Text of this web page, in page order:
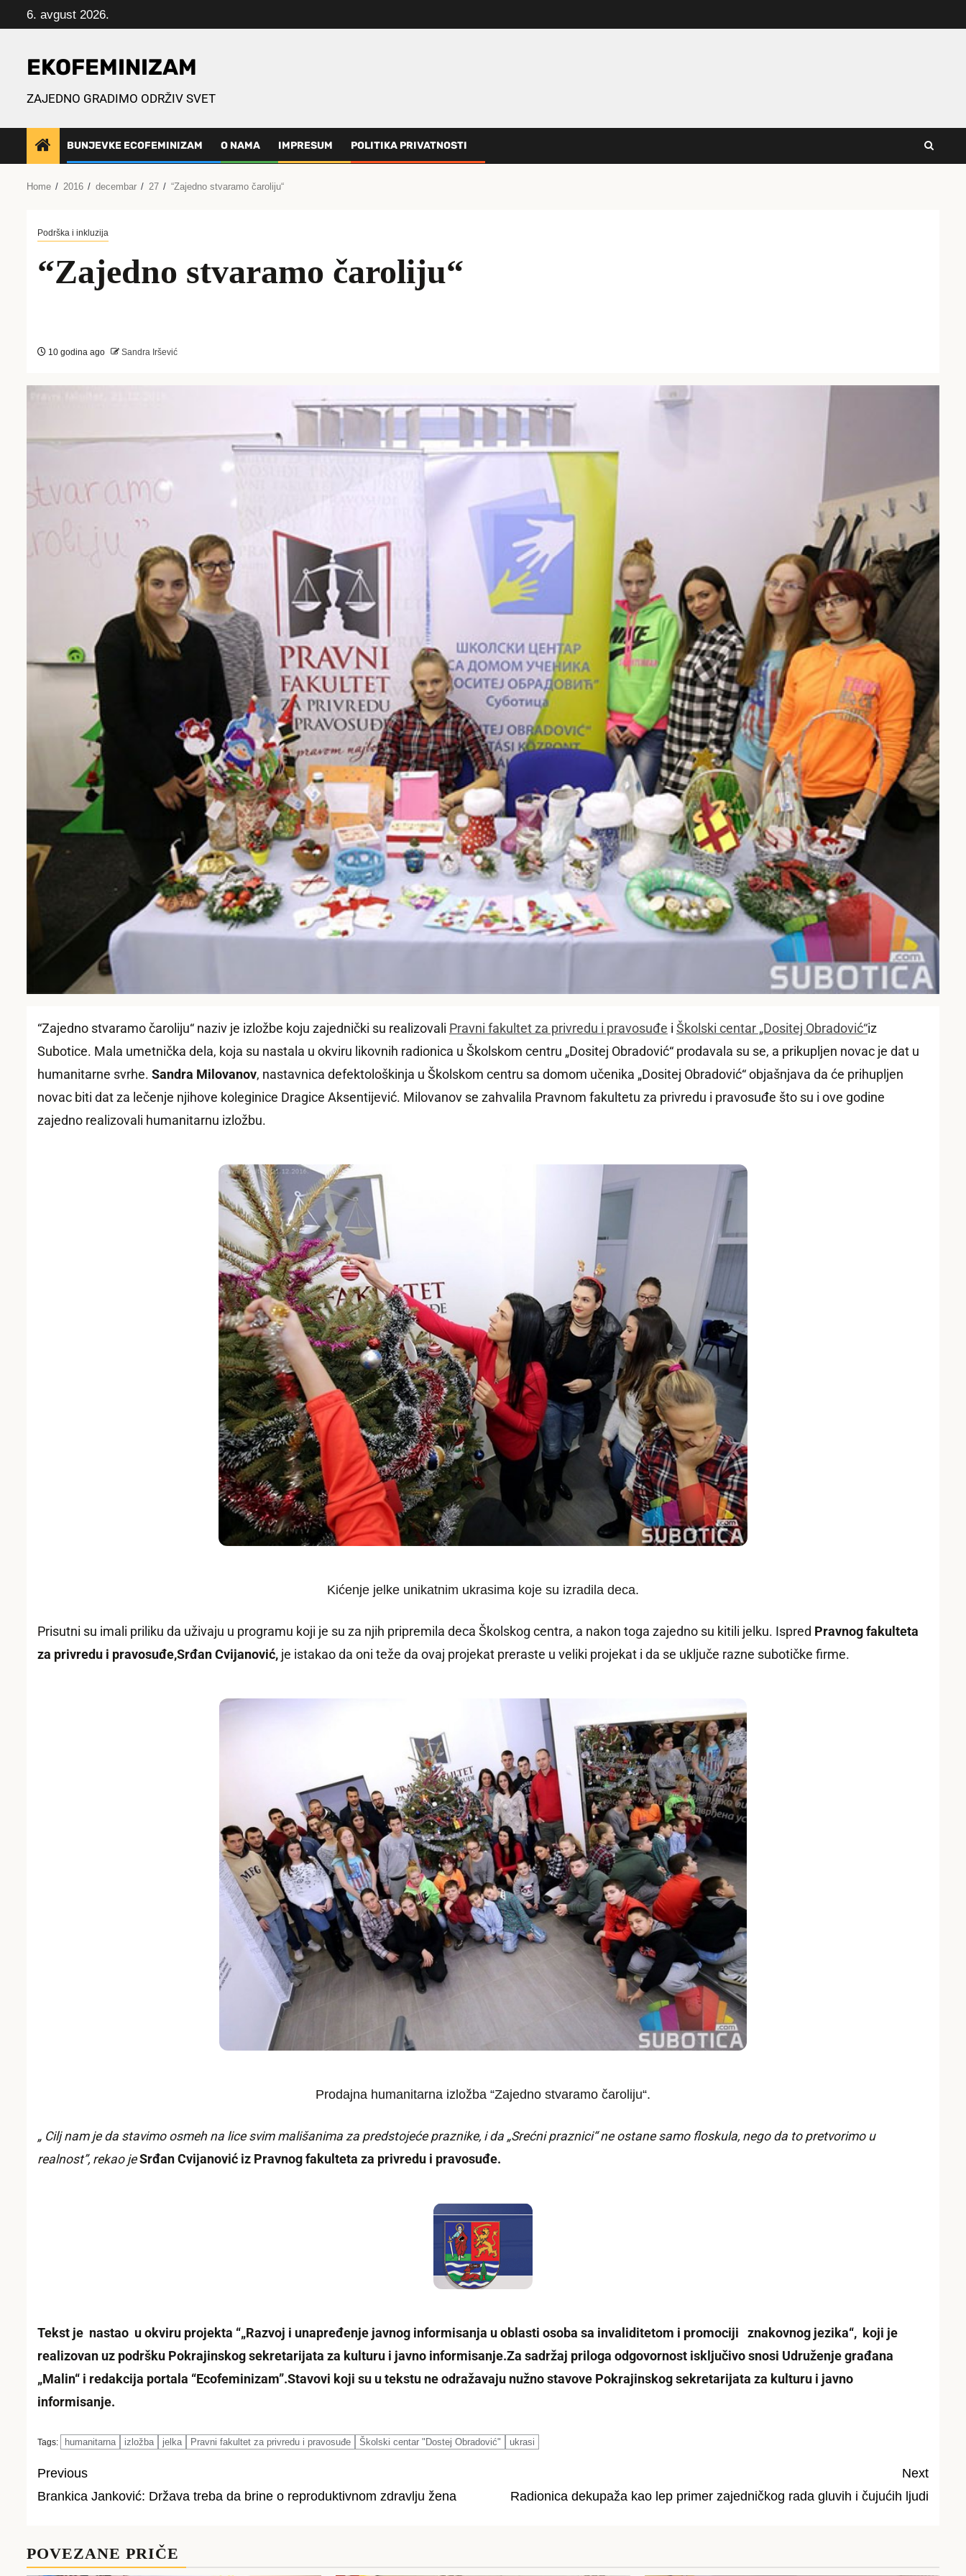
to
6. avgust 2026.
EKOFEMINIZAM
ZAJEDNO GRADIMO ODRŽIV SVET
BUNJEVKE ECOFEMINIZAM O NAMA IMPRESUM POLITIKA PRIVATNOSTI
Home 2016 decembar 27 “Zajedno stvaramo čaroliju“
Podrška i inkluzija
“Zajedno stvaramo čaroliju“
10 godina ago Sandra Iršević
“Zajedno stvaramo čaroliju“ naziv je izložbe koju zajednički su realizovali Pravni fakultet za privredu i pravosuđe i Školski centar „Dositej Obradović“iz
Subotice. Mala umetnička dela, koja su nastala u okviru likovnih radionica u Školskom centru „Dositej Obradović“ prodavala su se, a prikupljen novac je dat u
humanitarne svrhe. Sandra Milovanov, nastavnica defektološkinja u Školskom centru sa domom učenika „Dositej Obradović“ objašnjava da će prihupljen
novac biti dat za lečenje njihove koleginice Dragice Aksentijević. Milovanov se zahvalila Pravnom fakultetu za privredu i pravosuđe što su i ove godine
zajedno realizovali humanitarnu izložbu.
Kićenje jelke unikatnim ukrasima koje su izradila deca.
Prisutni su imali priliku da uživaju u programu koji je su za njih pripremila deca Školskog centra, a nakon toga zajedno su kitili jelku. Ispred Pravnog fakulteta
za privredu i pravosuđe,Srđan Cvijanović, je istakao da oni teže da ovaj projekat preraste u veliki projekat i da se uključe razne subotičke firme.
Prodajna humanitarna izložba “Zajedno stvaramo čaroliju“.
„ Cilj nam je da stavimo osmeh na lice svim mališanima za predstojeće praznike, i da „Srećni praznici“ ne ostane samo floskula, nego da to pretvorimo u
realnost”, rekao jeSrđan Cvijanović iz Pravnog fakulteta za privredu i pravosuđe.
Tekst je nastao u okviru projekta “„Razvoj i unapređenje javnog informisanja u oblasti osoba sa invaliditetom i promociji znakovnog jezika“, koji je
realizovan uz podršku Pokrajinskog sekretarijata za kulturu i javno informisanje.Za sadržaj priloga odgovornost isključivo snosi Udruženje građana
„Malin“ i redakcija portala “Ecofeminizam”.Stavovi koji su u tekstu ne odražavaju nužno stavove Pokrajinskog sekretarijata za kulturu i javno
informisanje.
Tags: humanitarna izložba jelka Pravni fakultet za privredu i pravosuđe Školski centar "Dostej Obradović" ukrasi
Post
Previous
Brankica Janković: Držаvа trеbа dа brinе о rеprоduktivnоm zdrаvlјu žеnа
Next
Radionica dekupaža kao lep primer zajedničkog rada gluvih i čujućih ljudi
POVEZANE PRIČE